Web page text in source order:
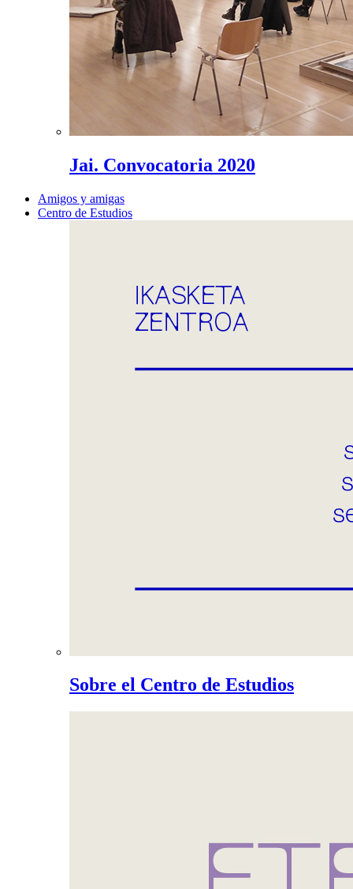
Jai. Convocatoria 2020
Amigos y amigas
Centro de Estudios
Sobre el Centro de Estudios